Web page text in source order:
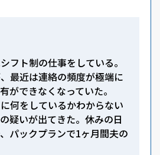
フト制の仕事をしている。
最近は連絡の頻度が極端に
ができなくなっていた。
何をしているかわからない
疑いが出てきた。休みの日
パックプランで1ヶ月間夫の